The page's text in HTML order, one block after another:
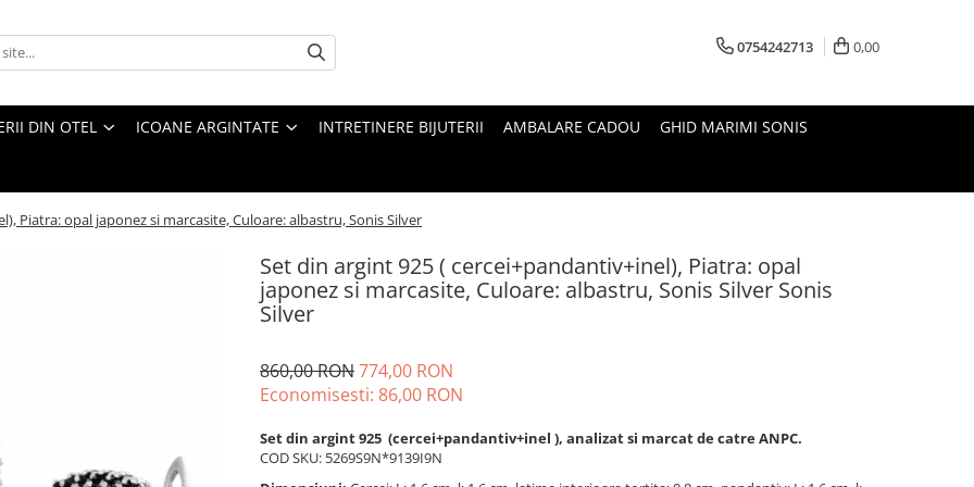
0754242713 0,00
DIN OTEL ICOANE ARGINTATE INTRETINERE BIJUTERII AMBALARE CADOU GHID MARIMI SONIS
Piatra: opal japonez si marcasite, Culoare: albastru, Sonis Silver
Set din argint 925 ( cercei+pandantiv+inel), Piatra: opal
japonez si marcasite, Culoare: albastru, Sonis Silver Sonis
Silver
860,00 RON774,00 RON
Economisesti: 86,00 RON
Set din argint 925 (cercei+pandantiv+inel ), analizat si marcat de catre ANPC.
COD SKU: 5269S9N*9139I9N